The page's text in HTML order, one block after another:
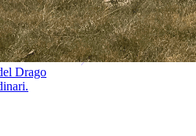
Drago